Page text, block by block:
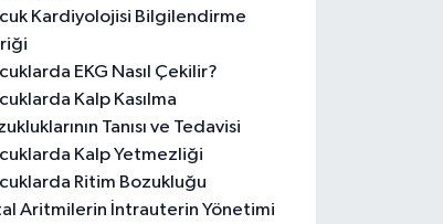
Kardiyolojisi Bilgilendirme
EKG Nasıl Çekilir?
Kalp Kasılma
Tanısı ve Tedavisi
Kalp Yetmezliği
Ritim Bozukluğu
Aritmilerin İntrauterin Yönetimi